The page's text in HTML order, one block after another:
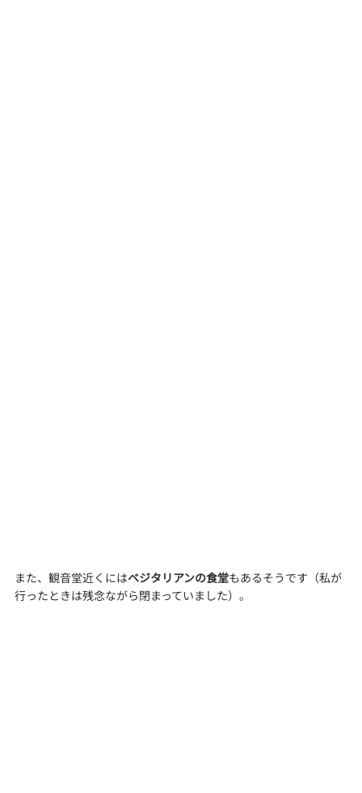
また、観音堂近くにはベジタリアンの食堂もあるそうです（私が
行ったときは残念ながら閉まっていました）。